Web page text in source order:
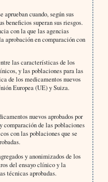
aprueban cuando, según sus
beneficios superan sus riesgos.
con la que las agencias
aprobación en comparación con
las características de los
y las poblaciones para las
de los medicamentos nuevos
Europea (UE) y Suiza.
nuevos aprobados por
comparación de las poblaciones
con las poblaciones que se
y anonimizados de los
del ensayo clínico y la
técnicas aprobadas.